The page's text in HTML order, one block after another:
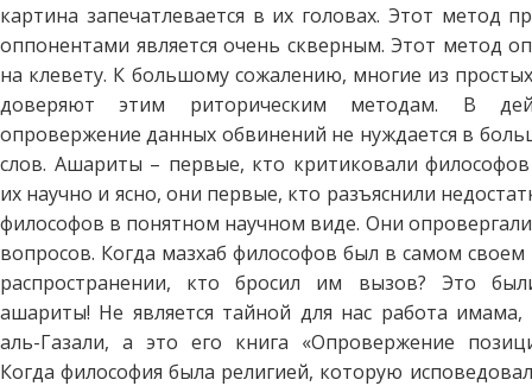
картина запечатлевается в их головах. Этот метод
оппонентами является очень скверным. Этот метод
на клевету. К большому сожалению, многие из
доверяют этим риторическим методам. В
опровержение данных обвинений не нуждается в
слов. Ашариты – первые, кто критиковали
их научно и ясно, они первые, кто разъяснили
философов в понятном научном виде. Они
вопросов. Когда мазхаб философов был в самом
распространении, кто бросил им вызов? Это
ашариты! Не является тайной для нас работа
аль-Газали, а это его книга «Опровержение
Когда философия была религией, которую